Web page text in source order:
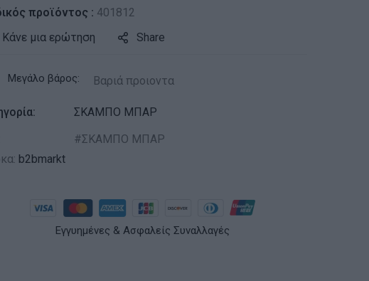
προϊόντος : 401812
Κάνε μια ερώτηση
Share
Μεγάλο βάρος: Βαριά προιοντα
ΣΚΑΜΠΟ ΜΠΑΡ
ΣΚΑΜΠΟ ΜΠΑΡ
b2bmarkt
Εγγυημένες & Ασφαλείς Συναλλαγές